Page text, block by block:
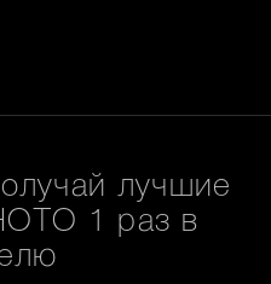
лучшие
1 раз в